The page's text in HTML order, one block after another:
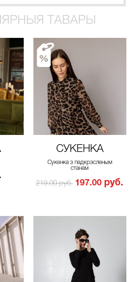
ТАВАРЫ
СУКЕНКА
Сукенка з падкрэсленым
станам
219.00 руб. 197.00 руб.